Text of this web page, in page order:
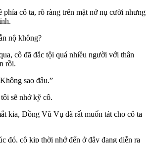
cô ta, rõ ràng trên mặt nở nụ cười nhưng
nộ không?
cô đã đắc tội quá nhiều người với thân
rồi.
sao đâu.”
sẽ nhớ kỹ cô.
kia, Đồng Vũ Vụ đã rất muốn tát cho cô ta
đó, cô kịp thời nhớ đến ở đây đang diễn ra